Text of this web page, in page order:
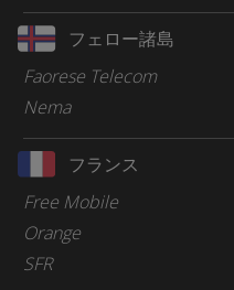
フェロー諸島
Faorese Telecom
Nema
フランス
Free Mobile
Orange
SFR